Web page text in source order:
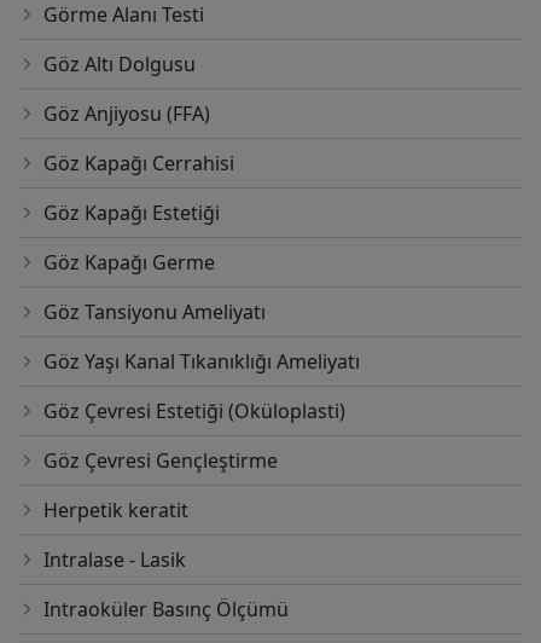
Görme Alanı Testi
Göz Altı Dolgusu
Göz Anjiyosu (FFA)
Göz Kapağı Cerrahisi
Göz Kapağı Estetiği
Göz Kapağı Germe
Göz Tansiyonu Ameliyatı
Göz Yaşı Kanal Tıkanıklığı Ameliyatı
Göz Çevresi Estetiği (Oküloplasti)
Göz Çevresi Gençleştirme
Herpetik keratit
Intralase - Lasik
Intraoküler Basınç Ölçümü